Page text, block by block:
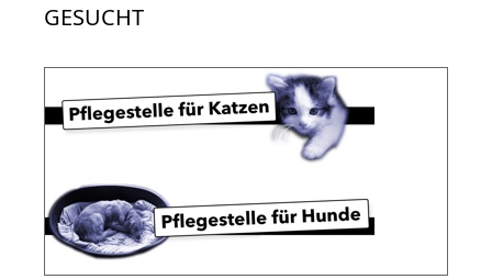
GESUCHT